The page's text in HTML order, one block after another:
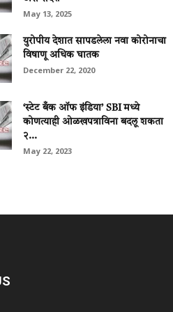
May 13, 2025
युरोपीय देशात सापडलेला नवा कोरोनाचा
विषाणू अधिक घातक
December 22, 2020
‘स्टेट बँक ऑफ इंडिया’ SBI मध्ये
कोणत्याही ओळखपत्राविना बदलू शकता
२...
May 22, 2023